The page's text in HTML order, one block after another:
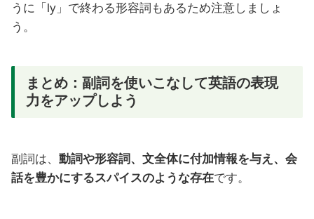
うに「ly」で終わる形容詞もあるため注意しましょ
う。
まとめ：副詞を使いこなして英語の表現
力をアップしよう
副詞は、 動詞や形容詞、文全体に付加情報を与え、会
話を豊かにするスパイスのような存在です。